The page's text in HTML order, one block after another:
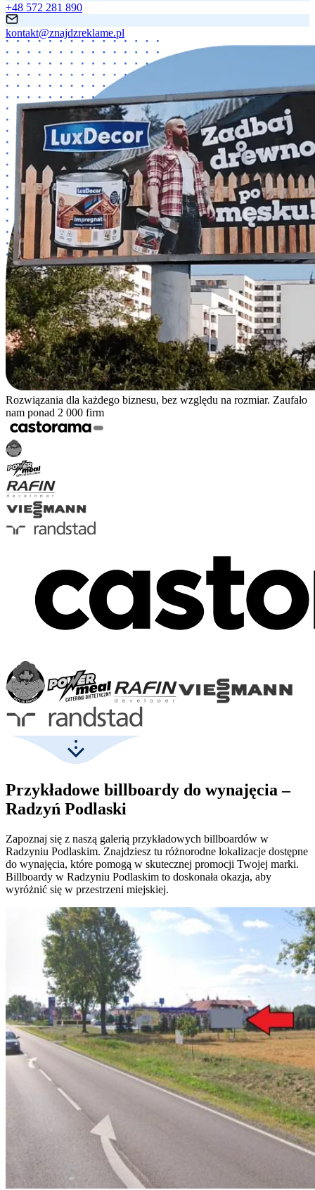
+48 572 281 890
kontakt@znajdzreklame.pl
Rozwiązania dla każdego biznesu, bez względu na rozmiar. Zaufało
nam ponad 2 000 firm
Przykładowe billboardy do wynajęcia –
Radzyń Podlaski
Zapoznaj się z naszą galerią przykładowych billboardów w
Radzyniu Podlaskim. Znajdziesz tu różnorodne lokalizacje dostępne
do wynajęcia, które pomogą w skutecznej promocji Twojej marki.
Billboardy w Radzyniu Podlaskim to doskonała okazja, aby
wyróżnić się w przestrzeni miejskiej.